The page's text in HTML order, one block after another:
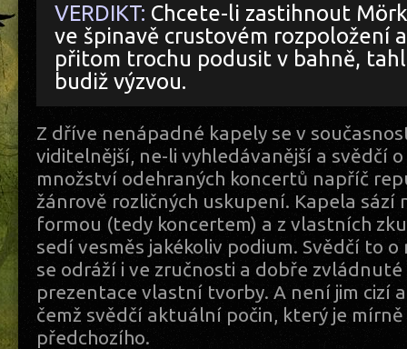
VERDIKT: Chcete-li zastihnout
ve špinavě crustovém rozpoložení
přitom trochu podusit v bahně,
budiž výzvou.
Z dříve nenápadné kapely se v
viditelnější, ne-li vyhledávanější a svědčí
množství odehraných koncertů napříč
žánrově rozličných uskupení. Kapela sází
formou (tedy koncertem) a z vlastních
sedí vesměs jakékoliv podium. Svědčí to
se odráží i ve zručnosti a dobře
prezentace vlastní tvorby. A není jim cizí
čemž svědčí aktuální počin, který je
předchozího.